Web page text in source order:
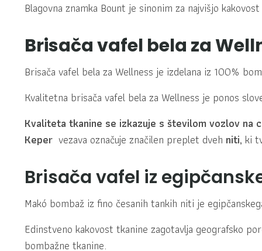
Blagovna znamka Bount je sinonim za najvišjo
Brisača vafel bela za
Brisača vafel bela za Wellness je izdelana iz 100%
Kvalitetna brisača vafel bela za Wellness je ponos
Kvaliteta tkanine se izkazuje s številom vozlov na
Keper vezava označuje značilen preplet dveh niti, ki
Brisača vafel iz
Makó bombaž iz fino česanih tankih niti je
Edinstveno kakovost tkanine zagotavlja geografsko
bombažne tkanine.